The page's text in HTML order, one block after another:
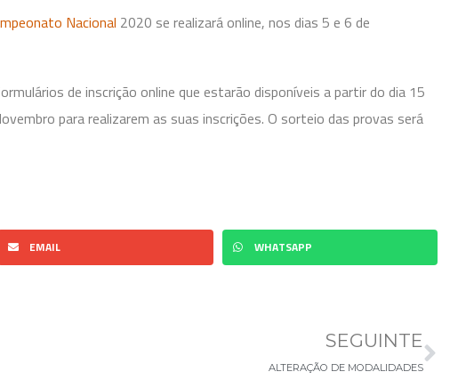
Nacional 2020 se realizará online, nos dias 5 e 6 de
de inscrição online que estarão disponíveis a partir do dia 15
para realizarem as suas inscrições. O sorteio das provas será
EMAIL WHATSAPP
SEGUINTE
ALTERAÇÃO DE MODALIDADES